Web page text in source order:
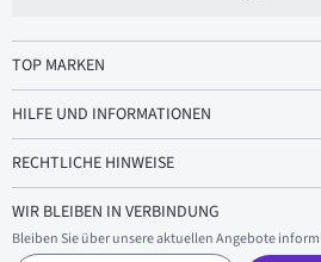
TOP MARKEN
HILFE UND INFORMATIONEN
RECHTLICHE HINWEISE
WIR BLEIBEN IN VERBINDUNG
Bleiben Sie über unsere aktuellen Angebote